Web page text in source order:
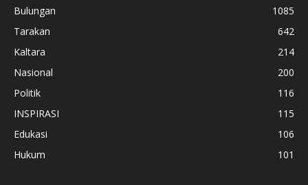
Bulungan
1085
Tarakan
642
Kaltara
214
Nasional
200
Politik
116
INSPIRASI
115
Edukasi
106
Hukum
101